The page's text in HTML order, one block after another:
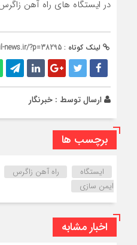
در ایستگاه های راه آهن
لینک کوتاه : news.ir/?p=38295
ارسال توسط : خبرنگار
برچسب ها
ایستگاه راه آهن زاگرس
ایمن سازی
اخبار مشابه